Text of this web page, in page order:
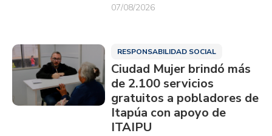
07/08/2026
RESPONSABILIDAD SOCIAL
Ciudad Mujer brindó más
de 2.100 servicios
gratuitos a pobladores de
Itapúa con apoyo de
ITAIPU